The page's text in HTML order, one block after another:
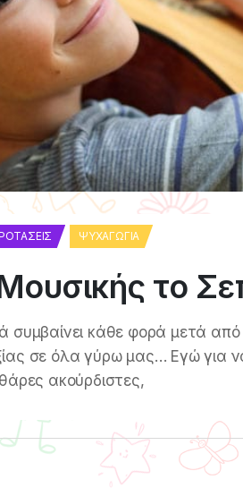
ΨΥΧΑΓΩΓΊΑ
το
συμβαίνει κάθε φορά μετά από
σε όλα γύρω μας… Εγώ για
ακούρδιστες,